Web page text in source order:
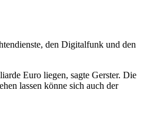
den Digitalfunk und den
Euro liegen, sagte Gerster. Die
lassen könne sich auch der